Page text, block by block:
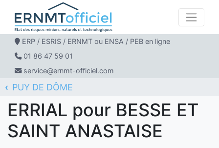
ERP / ESRIS / ERNMT ou ENSA / PEB en ligne
01 86 47 59 01
service@ernmt-officiel.com
ERNMT Officiel
ERRIAL
PUY DE DÔME
BESSE ET SAINT ANASTAISE
ERRIAL pour BESSE ET
SAINT ANASTAISE